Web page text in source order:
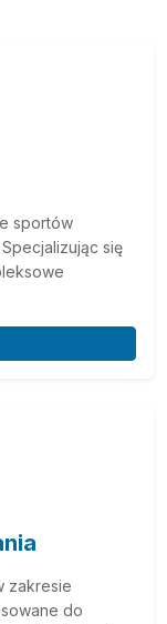
sportów
się
zakresie
do